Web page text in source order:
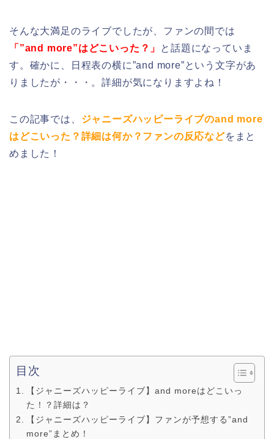
そんな大満足のライブでしたが、ファンの間では
「”and more”はどこいった？」
と話題になっていま
す。確かに、日程表の横に”and more”という文字があ
りましたが・・・。詳細が気になりますよね！
この記事では、 ジャニーズハッピーライブのand more
はどこいった？詳細は何か？ファンの反応などをまと
めました！
目次
【ジャニーズハッピーライブ】and moreはどこいっ
た！？詳細は？
【ジャニーズハッピーライブ】ファンが予想する”and
more”まとめ！